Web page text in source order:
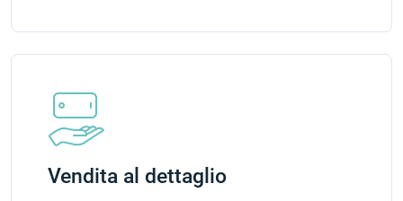
Vendita al dettaglio